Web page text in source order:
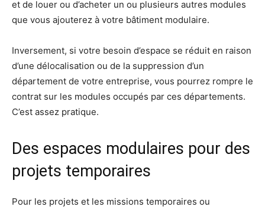
et de louer ou d’acheter un ou plusieurs autres modules
que vous ajouterez à votre bâtiment modulaire.
Inversement, si votre besoin d’espace se réduit en raison
d’une délocalisation ou de la suppression d’un
département de votre entreprise, vous pourrez rompre le
contrat sur les modules occupés par ces départements.
C’est assez pratique.
Des espaces modulaires pour des
projets temporaires
Pour les projets et les missions temporaires ou